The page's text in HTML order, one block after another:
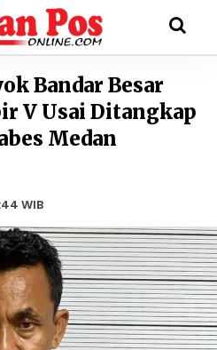
Bandar Besar
V Usai Ditangkap
Medan
WIB